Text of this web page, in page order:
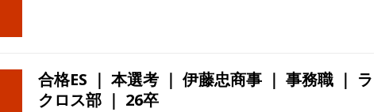
日本トップレベルの企業へ幅広いコンサルを行う ｜ スタートアップの成長性×大
しての安定性バツグン ｜ 年収500万スタート ｜ 土日祝休み ｜ 東京勤務 ｜ クオン
合格ES ｜ 本選考 ｜ 伊藤忠商事 ｜ 事務職 ｜ ラ
クロス部 ｜ 26卒